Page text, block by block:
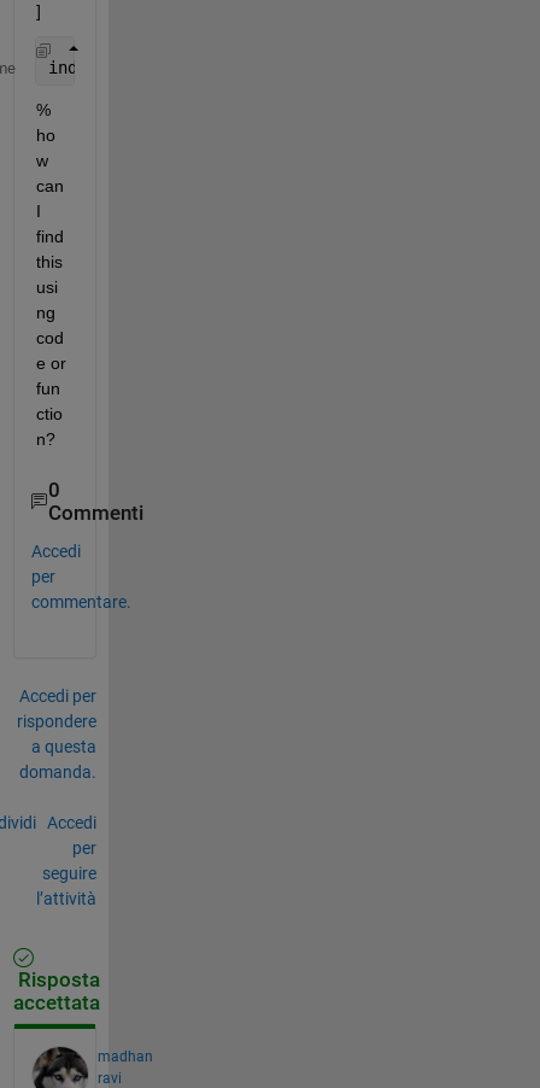
]
index_1 = 4 ;
%
ho
w
can
I
find
this
usi
ng
cod
e or
fun
ctio
n?
0
Commenti
Accedi
per
commentare.
Accedi per
rispondere
a questa
domanda.
Accedi
per
seguire
l’attività
Risposta
accettata
madhan
ravi